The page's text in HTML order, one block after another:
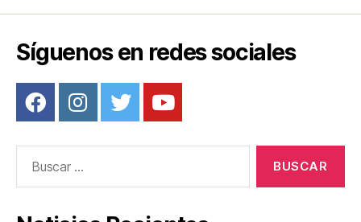
o
k
Síguenos en redes sociales